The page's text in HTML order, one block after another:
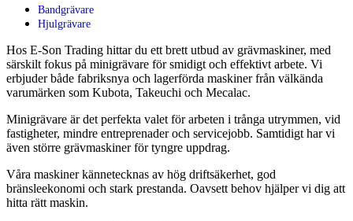
Bandgrävare
Hjulgrävare
Hos E-Son Trading hittar du ett brett utbud av grävmaskiner, med
särskilt fokus på minigrävare för smidigt och effektivt arbete. Vi
erbjuder både fabriksnya och lagerförda maskiner från välkända
varumärken som Kubota, Takeuchi och Mecalac.
Minigrävare är det perfekta valet för arbeten i trånga utrymmen, vid
fastigheter, mindre entreprenader och servicejobb. Samtidigt har vi
även större grävmaskiner för tyngre uppdrag.
Våra maskiner kännetecknas av hög driftsäkerhet, god
bränsleekonomi och stark prestanda. Oavsett behov hjälper vi dig att
hitta rätt maskin.